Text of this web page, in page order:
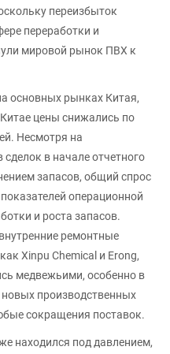
переизбыток
переработки и
мировой рынок ПВХ к
основных рынках Китая,
цены снижались по
Несмотря на
в начале отчетного
запасов, общий спрос
операционной
и роста запасов.
ремонтные
Xinpu Chemical и Erong,
медвежьими, особенно в
производственных
сокращения поставок.
находился под давлением,